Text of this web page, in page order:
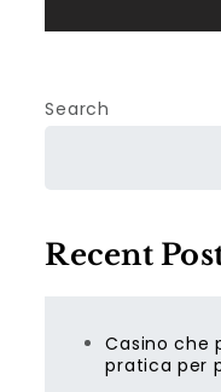
Search
Recent
Casino che
pratica per